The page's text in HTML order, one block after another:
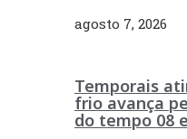
agosto 7, 2026
Temporais
frio avança
do tempo 08